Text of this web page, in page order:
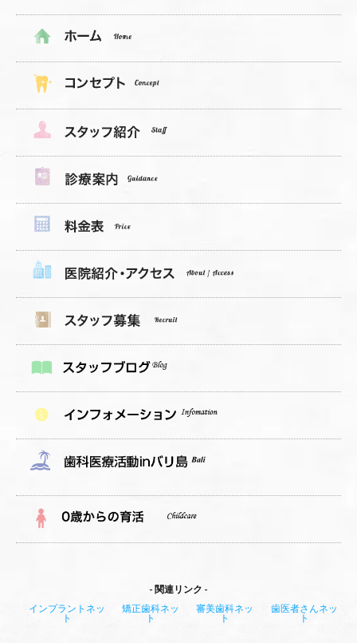
関連リンク
インプラントネッ
ト
矯正歯科ネッ
ト
審美歯科ネッ
ト
歯医者さんネッ
ト